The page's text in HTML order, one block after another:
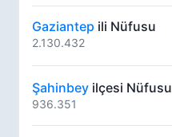
Gaziantep ili Nüfusu
2.130.432
Şahinbey ilçesi Nüfusu
936.351